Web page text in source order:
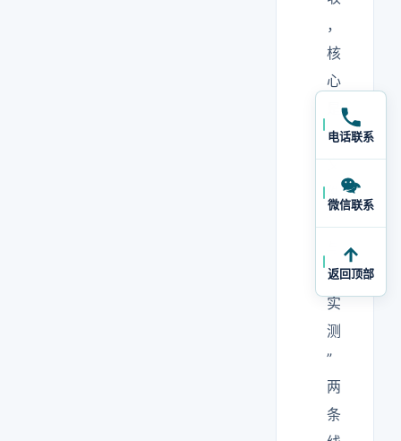
，
核
心
“
文
“
实
测
”
两
条
电话联系
微信联系
返回顶部